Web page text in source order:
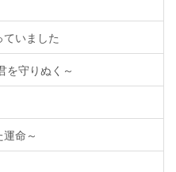
いました
を守りぬく～
命～